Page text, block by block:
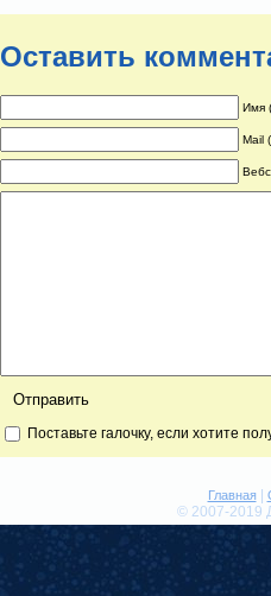
Оставить
Имя
Mail
Поставьте галочку, если хотите
Главная|
© 2007-2019